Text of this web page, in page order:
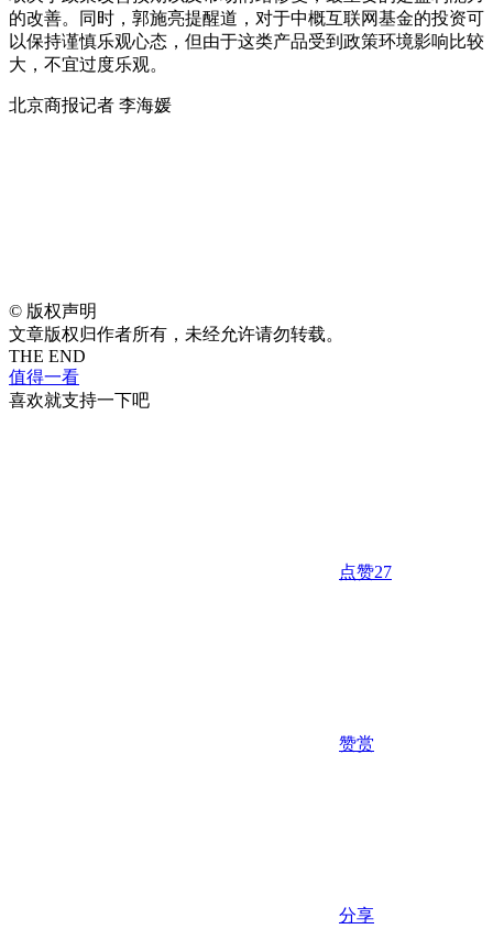
的改善。同时，郭施亮提醒道，对于中概互联网基金的投资可
以保持谨慎乐观心态，但由于这类产品受到政策环境影响比较
大，不宜过度乐观。
北京商报记者 李海媛
© 版权声明
文章版权归作者所有，未经允许请勿转载。
THE END
值得一看
喜欢就支持一下吧
点赞27
赞赏
分享